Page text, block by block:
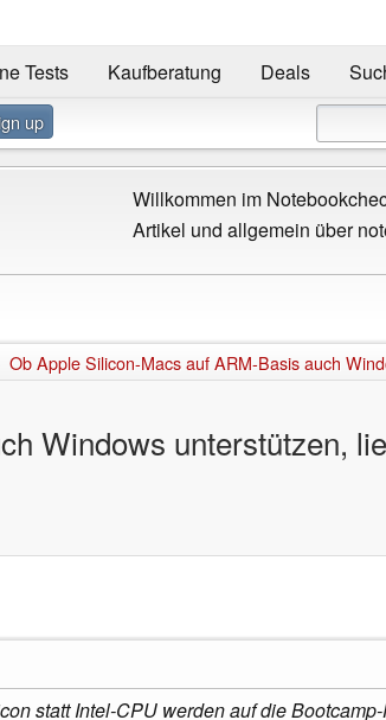
Tests Kaufberatung Deals
up
Willkommen im
Artikel und allgemein über
Ob Apple Silicon-Macs auf ARM-Basis auch
Windows unterstützen,
statt Intel-CPU werden auf die